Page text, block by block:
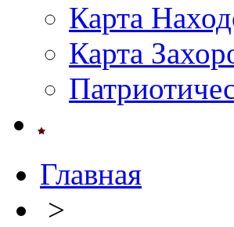
Карта
Карта
Главная
>